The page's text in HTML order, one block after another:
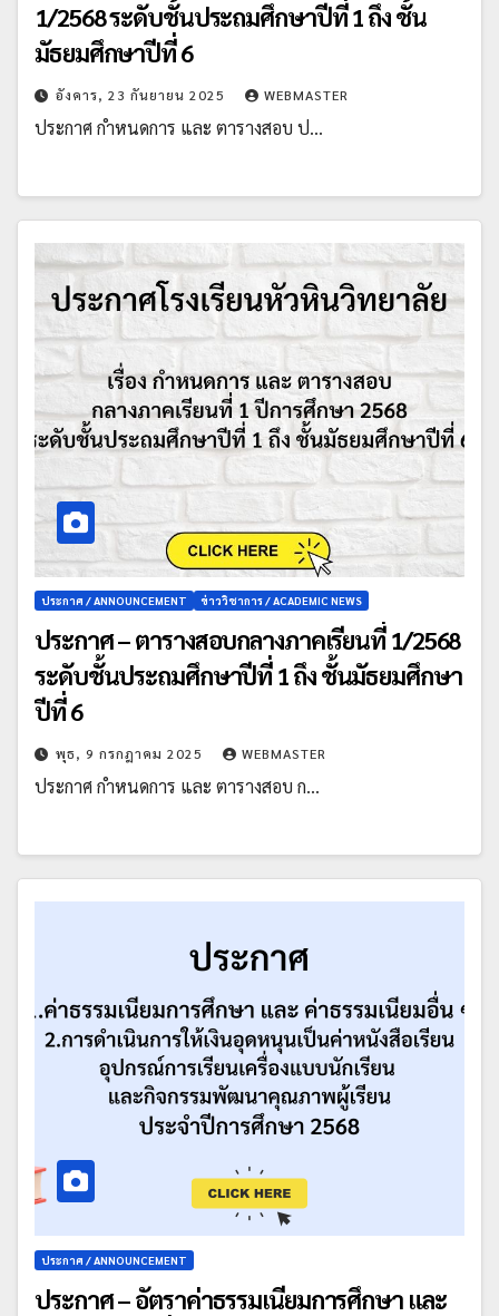
1/2568 ระดับชั้นประถมศึกษาปีที่ 1 ถึง ชั้น
มัธยมศึกษาปีที่ 6
อังคาร, 23 กันยายน 2025 WEBMASTER
ประกาศ กำหนดการ และ ตารางสอบ ป…
ประกาศ / ANNOUNCEMENT ข่าววิชาการ / ACADEMIC NEWS
ประกาศ – ตารางสอบกลางภาคเรียนที่ 1/2568
ระดับชั้นประถมศึกษาปีที่ 1 ถึง ชั้นมัธยมศึกษา
ปีที่ 6
พุธ, 9 กรกฎาคม 2025 WEBMASTER
ประกาศ กำหนดการ และ ตารางสอบ ก…
ประกาศ / ANNOUNCEMENT
ประกาศ – อัตราค่าธรรมเนียมการศึกษา และ